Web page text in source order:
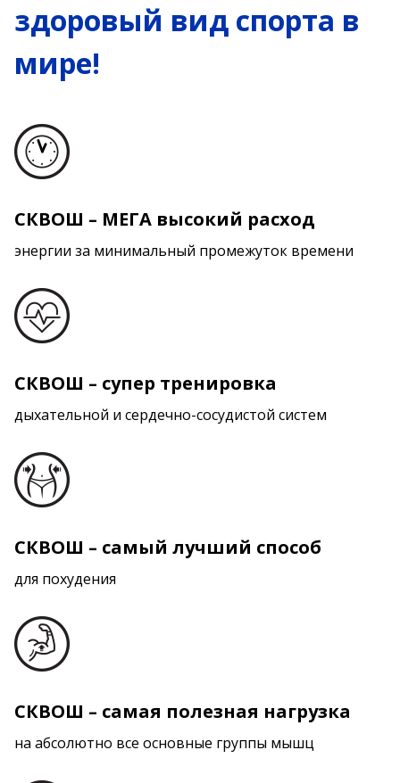
здоровый вид спорта в
мире!
СКВОШ – МЕГА высокий расход
энергии за минимальный промежуток времени
СКВОШ – супер тренировка
дыхательной и сердечно-сосудистой систем
СКВОШ – самый лучший способ
для похудения
СКВОШ – самая полезная нагрузка
на абсолютно все основные группы мышц